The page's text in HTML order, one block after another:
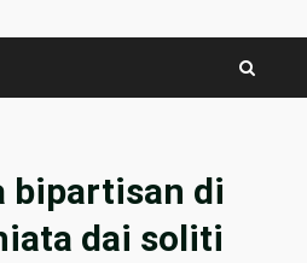
bipartisan di
dai soliti